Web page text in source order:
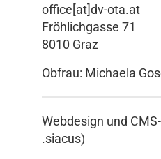
office[at]dv-ota.at
Fröhlichgasse 71
8010 Graz
Obfrau: Michaela
Webdesign und
.siacus)